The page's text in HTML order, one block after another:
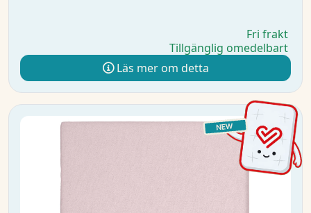
Fri frakt
Tillgänglig omedelbart
Läs mer om detta